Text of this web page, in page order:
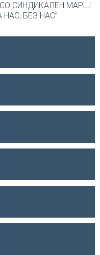
СИНДИКАЛEН МАРШ
БЕЗ НАС”